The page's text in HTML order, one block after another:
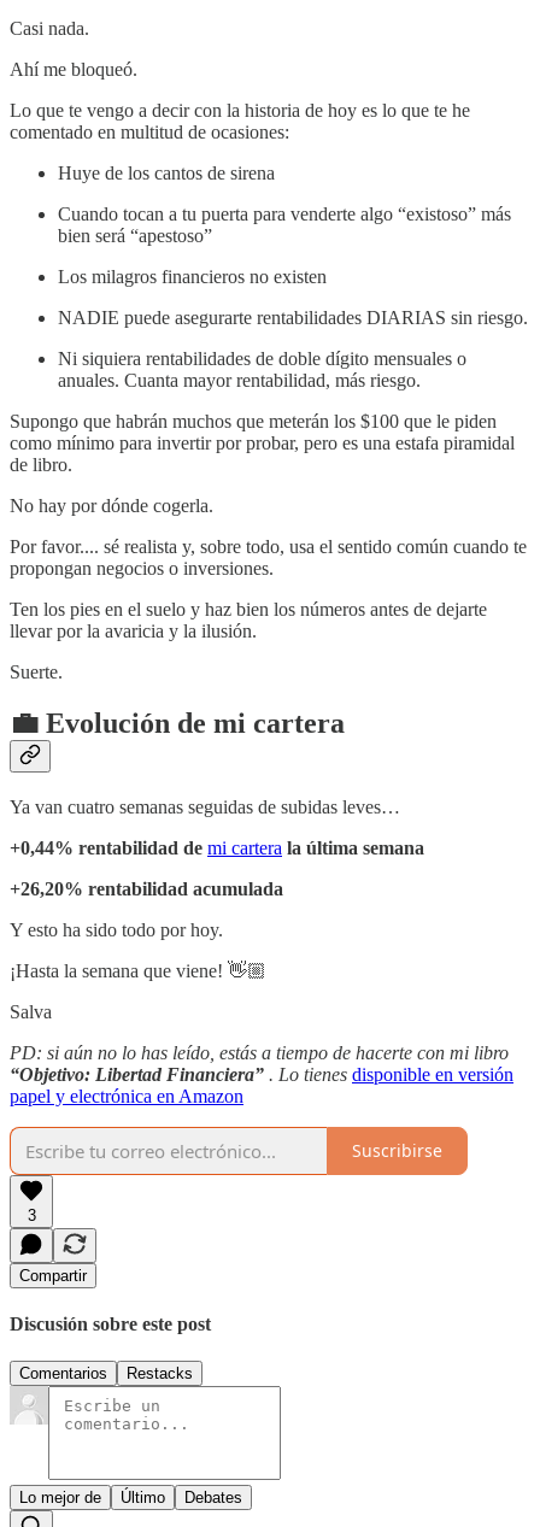
Casi nada.
Ahí me bloqueó.
Lo que te vengo a decir con la historia de hoy es lo que te he
comentado en multitud de ocasiones:
Huye de los cantos de sirena
Cuando tocan a tu puerta para venderte algo “existoso” más
bien será “apestoso”
Los milagros financieros no existen
NADIE puede asegurarte rentabilidades DIARIAS sin riesgo.
Ni siquiera rentabilidades de doble dígito mensuales o
anuales. Cuanta mayor rentabilidad, más riesgo.
Supongo que habrán muchos que meterán los $100 que le piden
como mínimo para invertir por probar, pero es una estafa piramidal
de libro.
No hay por dónde cogerla.
Por favor.... sé realista y, sobre todo, usa el sentido común cuando te
propongan negocios o inversiones.
Ten los pies en el suelo y haz bien los números antes de dejarte
llevar por la avaricia y la ilusión.
Suerte.
💼 Evolución de mi cartera
Ya van cuatro semanas seguidas de subidas leves…
+0,44% rentabilidad de mi cartera la última semana
+26,20% rentabilidad acumulada
Y esto ha sido todo por hoy.
¡Hasta la semana que viene! 👋🏼
Salva
PD: si aún no lo has leído, estás a tiempo de hacerte con mi libro
“Objetivo: Libertad Financiera” . Lo tienes disponible en versión
papel y electrónica en Amazon
Suscribirse
3
Compartir
Discusión sobre este post
Comentarios Restacks
Lo mejor de Último Debates